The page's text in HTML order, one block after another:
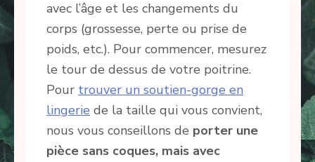
avec l’âge et les changements du
corps (grossesse, perte ou prise de
poids, etc.). Pour commencer, mesurez
le tour de dessus de votre poitrine.
Pour trouver un soutien-gorge en
lingerie de la taille qui vous convient,
nous vous conseillons de porter une
pièce sans coques, mais avec